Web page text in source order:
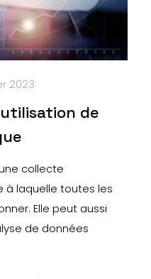
2023
de
collecte
à laquelle toutes les
Elle peut aussi
de données